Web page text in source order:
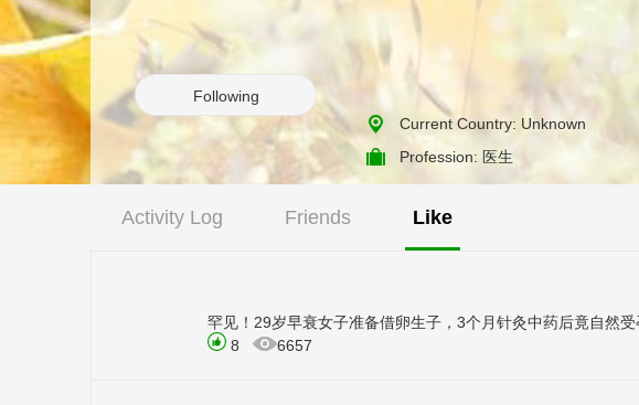
Following
Current Country: Unknown
Profession: 医生
Activity Log Friends Like
罕见！29岁早衰女子准备借卵生子，3个月针灸中药后竟自然受
8
6657